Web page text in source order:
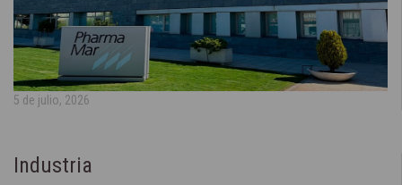
5 de julio, 2026
Industria